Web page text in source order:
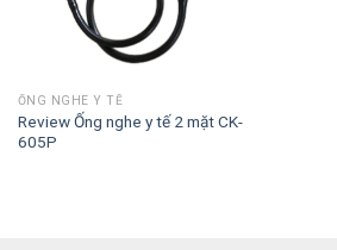
ỐNG NGHE Y TẾ
Review Ống nghe y tế 2 mặt CK-
605P